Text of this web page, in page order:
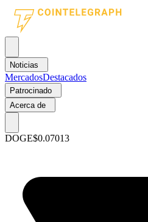
Noticias
MercadosDestacados
Patrocinado
Acerca de
DOGE$0.07013